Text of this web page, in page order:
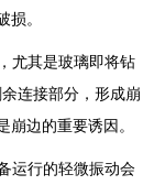
损。
尤其是玻璃即将钻
连接部分，形成崩
边的重要诱因。
运行的轻微振动会